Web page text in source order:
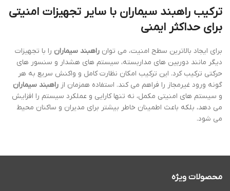
ترکیب راهبند سیماران با سایر تجهیزات امنیتی
برای حداکثر ایمنی
برای ایجاد بالاترین سطح امنیت، می توان راهبند سیماران را با تجهیزات
دیگر مانند دوربین های مداربسته، سیستم های هشدار و سنسور های
حرکتی ترکیب کرد. این ترکیب امکان نظارت کامل و واکنش سریع به هر
گونه ورود غیرمجاز را فراهم می کند. استفاده همزمان از راهبند سیماران
و سیستم های امنیتی مکمل، نه تنها کارایی و عملکرد سیستم را افزایش
می دهد، بلکه باعث اطمینان خاطر بیشتر برای مدیران و ساکنان محیط
می شود.
محصولات ویژه